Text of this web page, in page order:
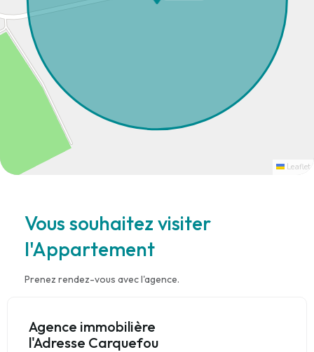
Leaflet
Vous souhaitez visiter
l'Appartement
Prenez rendez-vous avec l'agence.
Agence immobilière
l'Adresse Carquefou